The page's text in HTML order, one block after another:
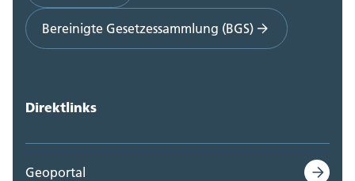
Bereinigte Gesetzessammlung (BGS)
Direktlinks
Geoportal